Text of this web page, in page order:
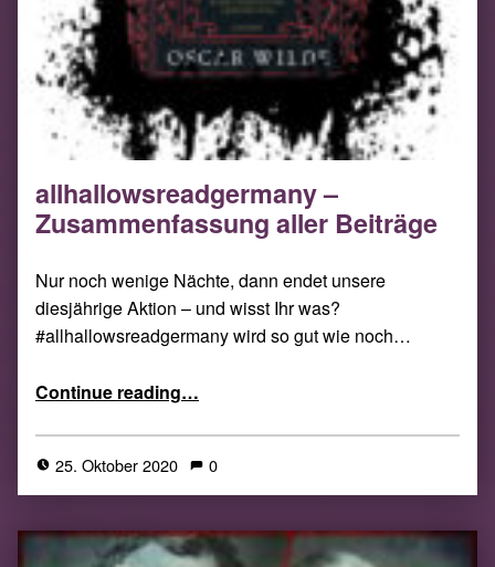
allhallowsreadgermany –
Zusammenfassung aller Beiträge
Nur noch wenige Nächte, dann endet unsere
diesjährige Aktion – und wisst Ihr was?
#allhallowsreadgermany wird so gut wie noch…
Continue reading…
25. Oktober 2020 0